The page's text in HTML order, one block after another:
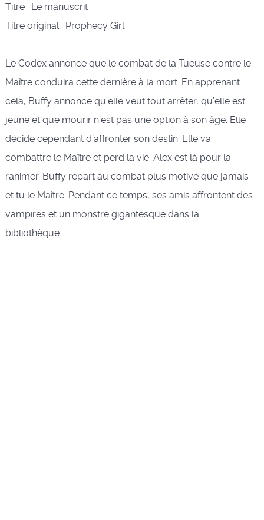
Titre : Le manuscrit
Titre original : Prophecy Girl
Le Codex annonce que le combat de la Tueuse contre le
Maître conduira cette dernière à la mort. En apprenant
cela, Buffy annonce qu’elle veut tout arrêter, qu’elle est
jeune et que mourir n’est pas une option à son âge. Elle
décide cependant d’affronter son destin. Elle va
combattre le Maître et perd la vie. Alex est là pour la
ranimer. Buffy repart au combat plus motivé que jamais
et tu le Maître. Pendant ce temps, ses amis affrontent des
vampires et un monstre gigantesque dans la
bibliothèque...